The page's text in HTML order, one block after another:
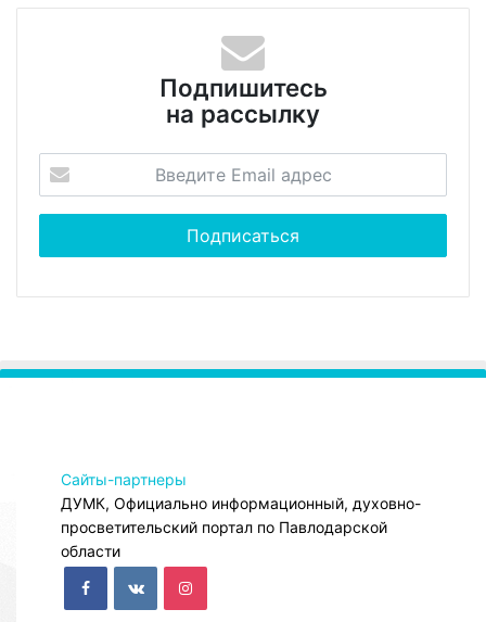
Подпишитесь
на рассылку
Сайты-партнеры
ДУМК, Официально информационный, духовно-
просветительский портал по Павлодарской
области